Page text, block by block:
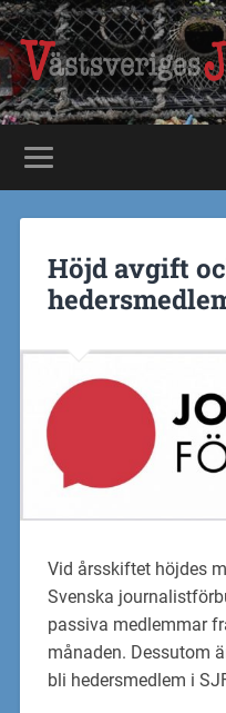
Höjd avgift
Vid årsskiftet höjdes
Svenska
passiva medlemmar
månaden. Dessutom
bli hedersmedlem i